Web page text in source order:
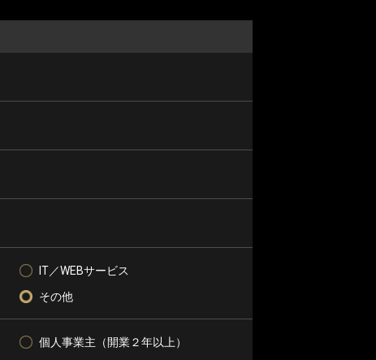
IT／WEBサービス
その他
個人事業主（開業２年以上）